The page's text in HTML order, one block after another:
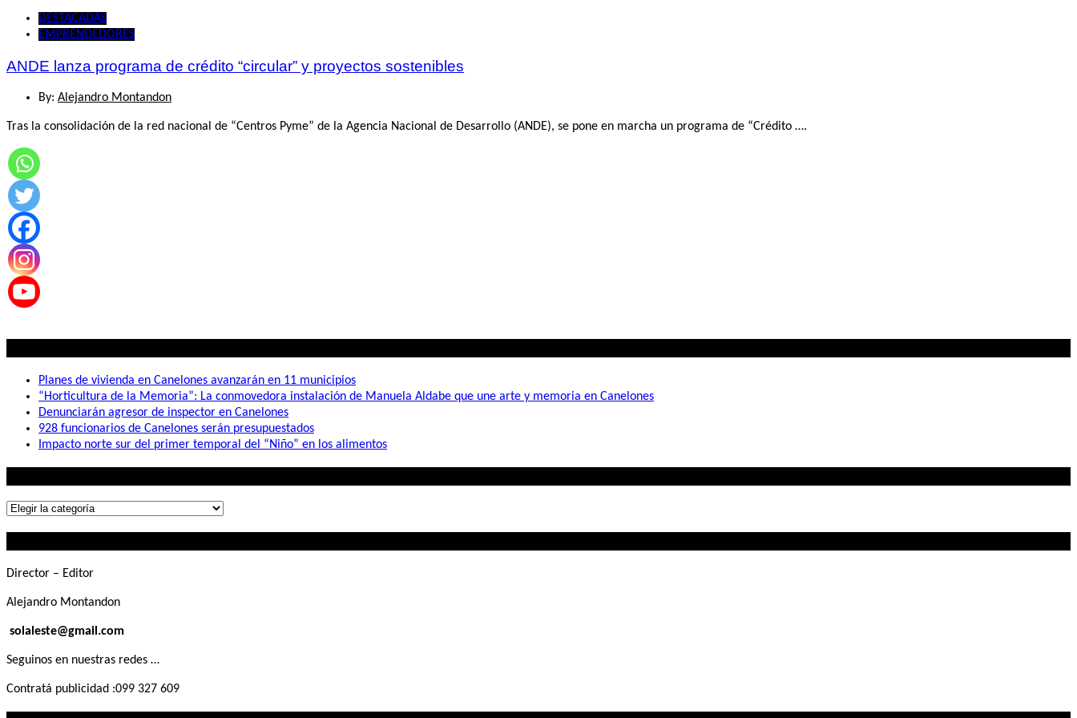
DESTACADAS
EMPRENDEDORES
ANDE lanza programa de crédito “circular” y proyectos sostenibles
By: Alejandro Montandon
Tras la consolidación de la red nacional de “Centros Pyme” de la Agencia Nacional de Desarrollo (ANDE), se pone en marcha un programa de “Crédito ….
Planes de vivienda en Canelones avanzarán en 11 municipios
“Horticultura de la Memoria”: La conmovedora instalación de Manuela Aldabe que une arte y memoria en Canelones
Denunciarán agresor de inspector en Canelones
928 funcionarios de Canelones serán presupuestados
Impacto norte sur del primer temporal del “Niño” en los alimentos
Lo
Director – Editor
Alejandro Montandon
solaleste@gmail.com
Seguinos en nuestras redes …
Contratá publicidad :099 327 609